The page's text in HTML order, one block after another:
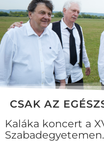
CSAK AZ
Kaláka koncert a
Szabadegyetemen.